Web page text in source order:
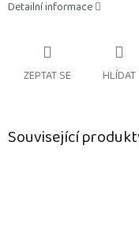
Detailní informace
ZEPTAT SE HLÍDAT
Související